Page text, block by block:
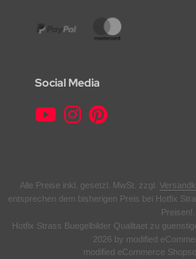
Social Media
Alle Preise inkl. gesetzl. MwSt. zzgl.
entsprechen dem bisherigen Preis bei Hotfix
Preisen!.
Hotfix Strass Buegelbilder Qualitaet zu
2026 by modified
modified eCommerce